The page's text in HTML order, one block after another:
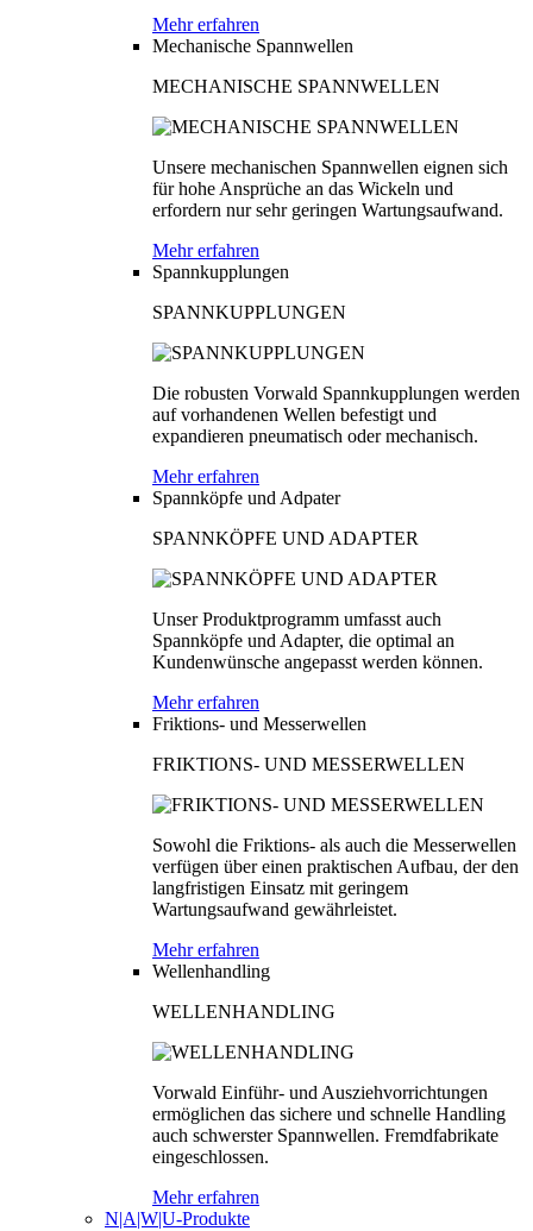
Mehr erfahren
Mechanische Spannwellen
MECHANISCHE SPANNWELLEN
Unsere mechanischen Spannwellen eignen sich
für hohe Ansprüche an das Wickeln und
erfordern nur sehr geringen Wartungsaufwand.
Mehr erfahren
Spannkupplungen
SPANNKUPPLUNGEN
Die robusten Vorwald Spannkupplungen werden
auf vorhandenen Wellen befestigt und
expandieren pneumatisch oder mechanisch.
Mehr erfahren
Spannköpfe und Adpater
SPANNKÖPFE UND ADAPTER
Unser Produktprogramm umfasst auch
Spannköpfe und Adapter, die optimal an
Kundenwünsche angepasst werden können.
Mehr erfahren
Friktions- und Messerwellen
FRIKTIONS- UND MESSERWELLEN
Sowohl die Friktions- als auch die Messerwellen
verfügen über einen praktischen Aufbau, der den
langfristigen Einsatz mit geringem
Wartungsaufwand gewährleistet.
Mehr erfahren
Wellenhandling
WELLENHANDLING
Vorwald Einführ- und Ausziehvorrichtungen
ermöglichen das sichere und schnelle Handling
auch schwerster Spannwellen. Fremdfabrikate
eingeschlossen.
Mehr erfahren
N|A|W|U-Produkte